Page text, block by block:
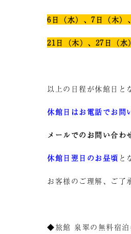
6日（水）、7日（木）
21日（木）、27日（水
以上の日程が休館日と
休館日はお電話でお問
メールでのお問い合わ
休館日翌日のお昼頃 と
お客様のご理解、ご了
◆旅館 泉翠の無料宿